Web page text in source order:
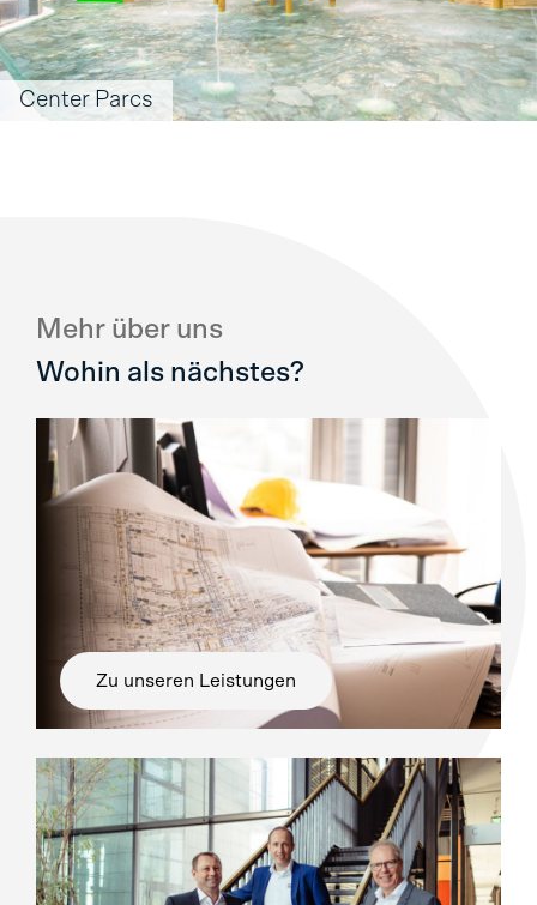
Center Parcs
Mehr über uns
Wohin als nächstes?
Zu unseren Leistungen